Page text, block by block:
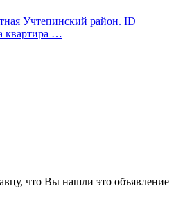
Учтепинский район. ID
квартира …
что Вы нашли это объявление